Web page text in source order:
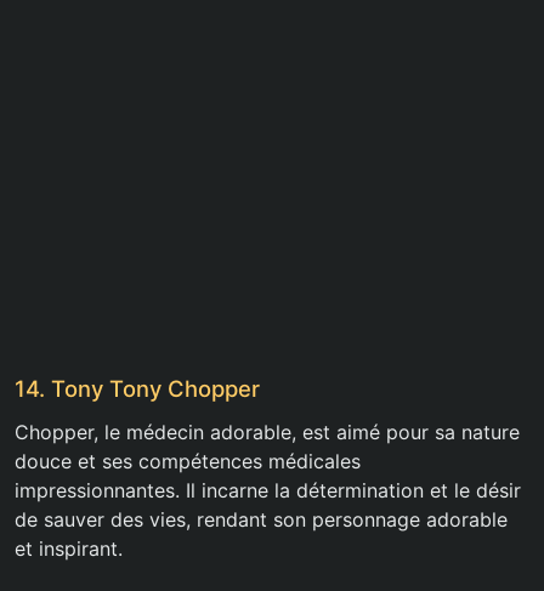
14. Tony Tony Chopper
Chopper, le médecin adorable, est aimé pour sa nature
douce et ses compétences médicales
impressionnantes. Il incarne la détermination et le désir
de sauver des vies, rendant son personnage adorable
et inspirant.